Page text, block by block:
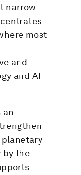
narrow
most
and
and AI
an
by the